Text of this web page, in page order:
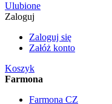
Ulubione
Zaloguj
Zaloguj się
Załóż konto
Koszyk
Farmona
Farmona CZ